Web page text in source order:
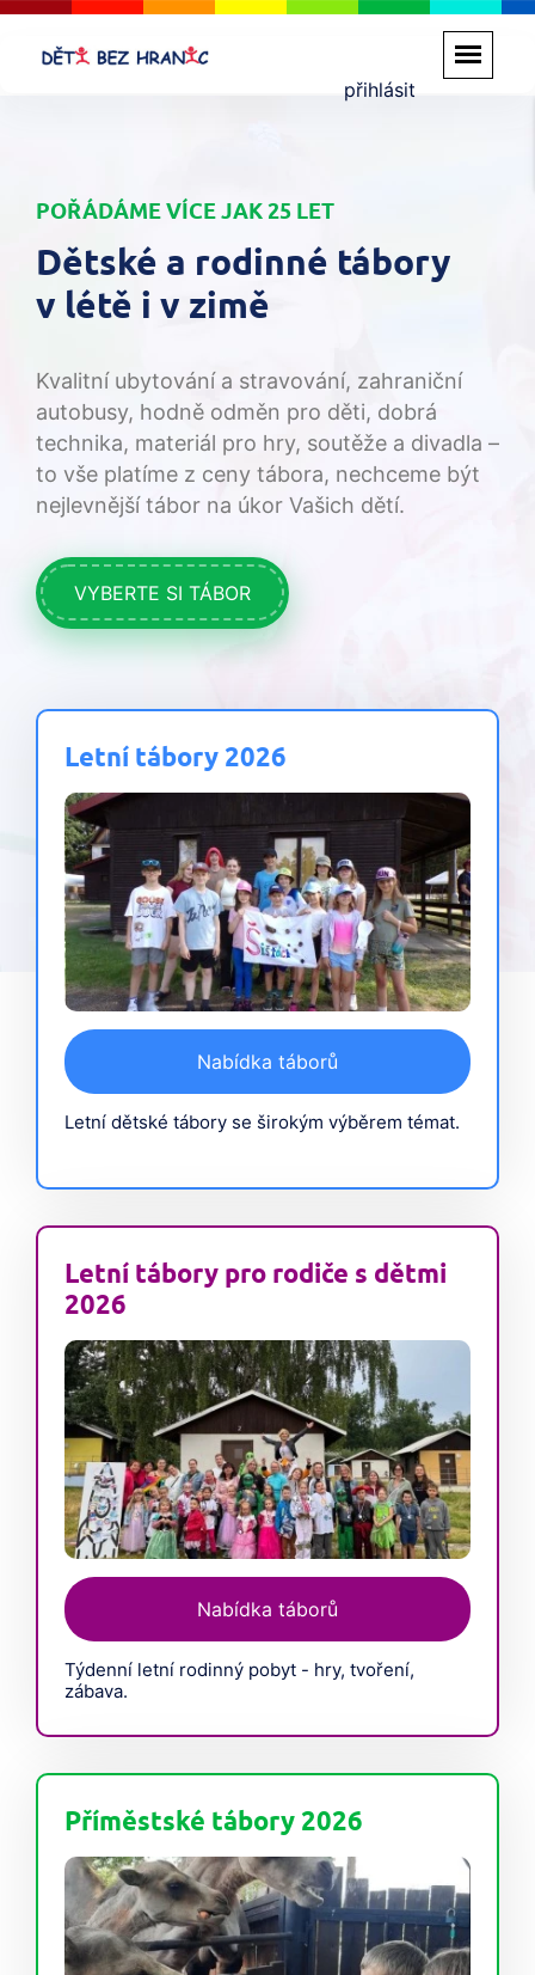
přihlásit
POŘÁDÁME VÍCE JAK 25 LET
Dětské a rodinné tábory
v létě i v zimě
Kvalitní ubytování a stravování, zahraniční
autobusy, hodně odměn pro děti, dobrá
technika, materiál pro hry, soutěže a divadla –
to vše platíme z ceny tábora, nechceme být
nejlevnější tábor na úkor Vašich dětí.
VYBERTE SI TÁBOR
Letní tábory 2026
Nabídka táborů
Letní dětské tábory se širokým výběrem témat.
Letní tábory pro rodiče s dětmi
2026
Nabídka táborů
Týdenní letní rodinný pobyt - hry, tvoření,
zábava.
Příměstské tábory 2026